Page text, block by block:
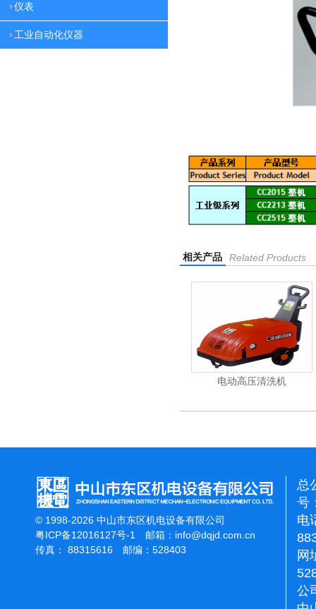
仪表
工业自动化仪器
相关产品 Related Products
电动高压清洗机
© 1998-2026 中山市东区机电设备有限公司
粤ICP备12016127号-1 邮箱： info@dqjd.com.cn
传真： 88315616 邮编：528403
总
号
电
网
公